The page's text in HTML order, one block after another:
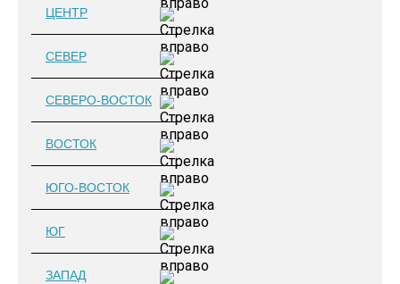
ЦЕНТР
СЕВЕР
СЕВЕРО-ВОСТОК
ВОСТОК
ЮГО-ВОСТОК
ЮГ
ЗАПАД